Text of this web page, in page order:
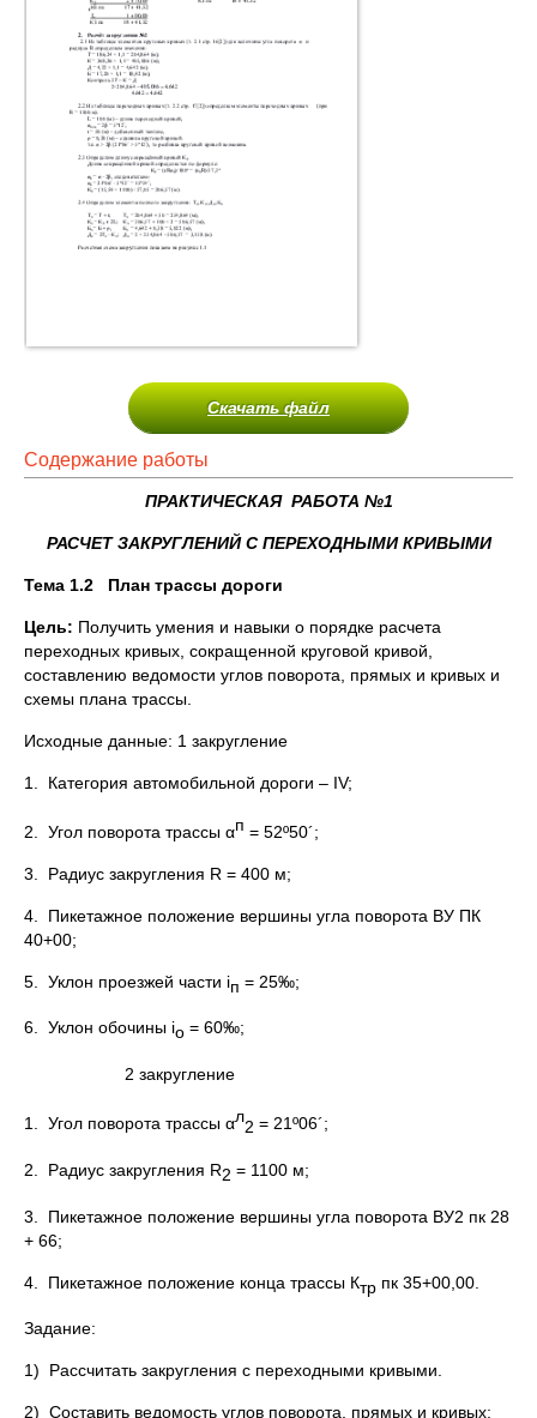
Скачать файл
Содержание работы
ПРАКТИЧЕСКАЯ РАБОТА №1
РАСЧЕТ ЗАКРУГЛЕНИЙ С ПЕРЕХОДНЫМИ КРИВЫМИ
Тема 1.2 План трассы дороги
Цель: Получить умения и навыки о порядке расчета
переходных кривых, сокращенной круговой кривой,
составлению ведомости углов поворота, прямых и кривых и
схемы плана трассы.
Исходные данные: 1 закругление
1. Категория автомобильной дороги – IV;
2. Угол поворота трассы αп = 52º50´;
3. Радиус закругления R = 400 м;
4. Пикетажное положение вершины угла поворота ВУ ПК
40+00;
5. Уклон проезжей части iп = 25‰;
6. Уклон обочины iо = 60‰;
2 закругление
1. Угол поворота трассы αл
2 = 21º06´;
2. Радиус закругления R2 = 1100 м;
3. Пикетажное положение вершины угла поворота ВУ2 пк 28
+ 66;
4. Пикетажное положение конца трассы Ктр пк 35+00,00.
Задание:
1) Рассчитать закругления с переходными кривыми.
2) Составить ведомость углов поворота, прямых и кривых;